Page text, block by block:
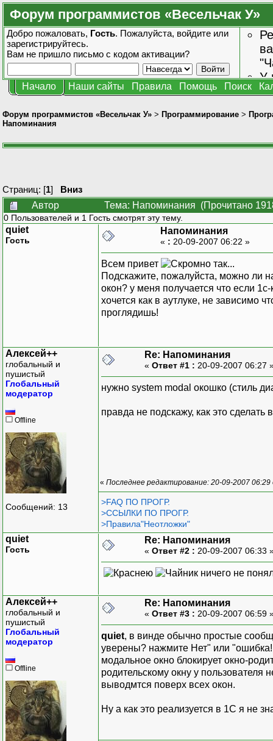
Форум программистов «Весельчак У»
Добро пожаловать, Гость. Пожалуйста, войдите или
зарегистрируйтесь.
Вам не пришло письмо с кодом активации?
У
Начало Наши сайты Правила Помощь Поиск
Форум программистов «Весельчак У» > Программирование >
Напоминания
Страниц: [1] Вниз
Автор
Тема: Напоминания (Прочитано
0 Пользователей и 1 Гость смотрят эту тему.
quiet
Гость
Напоминания
« : 20-09-2007 06:22 »
Всем привет
Подскажите, пожалуйста, можно ли
окон? у меня получается что если
хочется как в аутлуке, не зависимо
проглядишь!
Алексей++
глобальный и
пушистый
Глобальный
модератор
Offline
Сообщений: 13
Re: Напоминания
« Ответ #1 : 20-09-2007 06:27
нужно system modal окошко (стиль
правда не подскажу, как это сделать
« Последнее редактирование: 20-09-2007
>FAQ ПО ПРОГР.
>ССЫЛКИ ПО ПРОГР.
>Правила"Неотложки"
quiet
Гость
Re: Напоминания
« Ответ #2 : 20-09-2007 06:33
ничего не
Алексей++
глобальный и
пушистый
Глобальный
модератор
Offline
Re: Напоминания
« Ответ #3 : 20-09-2007 06:59
quiet, в винде обычно простые
уверены? нажмите Нет" или "ошибка!
модальное окно блокирует окно-
родительскому окну у пользователя
выводмтся поверх всех окон.
Ну а как это реализуется в 1С я не